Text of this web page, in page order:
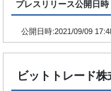
プレスリリース公開日時
公開日時:2021/09/09
ビットトレード